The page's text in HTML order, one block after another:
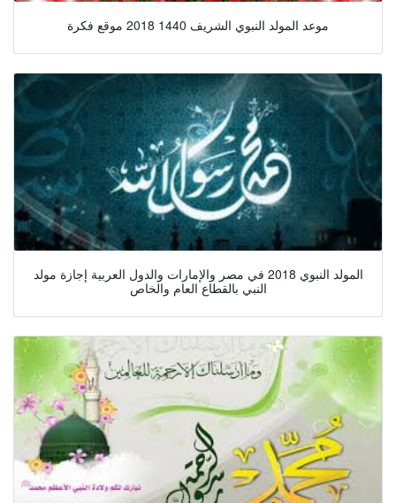
موعد المولد النبوي الشريف 1440 2018 موقع فكرة
المولد النبوي 2018 في مصر والإمارات والدول العربية إجازة مولد
النبي بالقطاع العام والخاص